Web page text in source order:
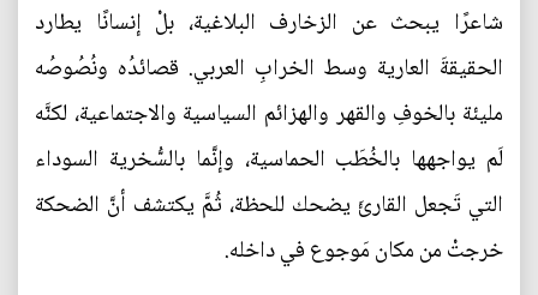
شاعرًا يبحث عن الزخارف البلاغية، بلْ إنسانًا يطارد
الحقيقةَ العارية وسط الخرابِ العربي. قصائدُه ونُصُوصُه
مليئة بالخوفِ والقهر والهزائم السياسية والاجتماعية، لكنَّه
لَم يواجهها بالخُطَب الحماسية، وإنَّما بالسُّخرية السوداء
التي تَجعل القارئَ يضحك للحظة، ثُمَّ يكتشف أنَّ الضحكة
خرجتْ من مكان مَوجوع في داخله.